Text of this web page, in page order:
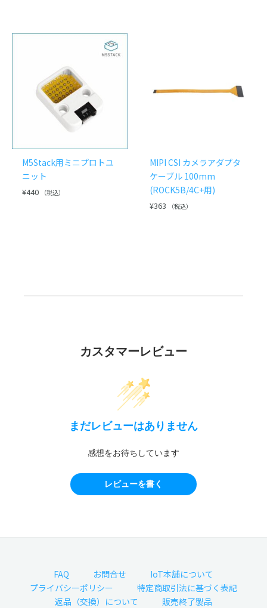
M5Stack用ミニプロトユ
ニット
¥440 （税込）
MIPI CSI カメラアダプタ
ケーブル 100mm
(ROCK5B/4C+用)
¥363 （税込）
カスタマーレビュー
まだレビューはありません
感想をお待ちしています
レビューを書く
FAQ お問合せ
IoT本舗について
プライバシーポリシー
特定商取引法に基づく表記
返品（交換）について
販売終了製品